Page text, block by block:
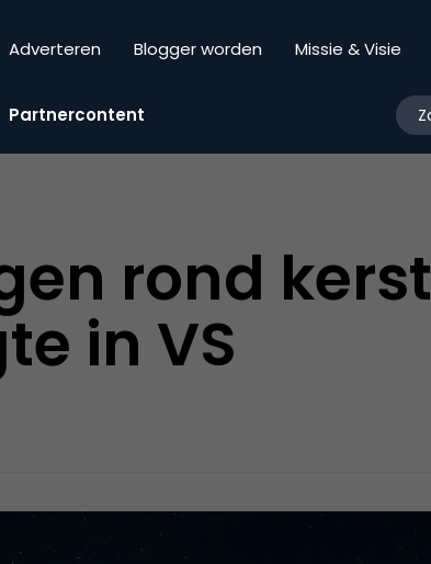
Adverteren Blogger worden Missie & Visie
Partnercontent
rond kerst
in VS